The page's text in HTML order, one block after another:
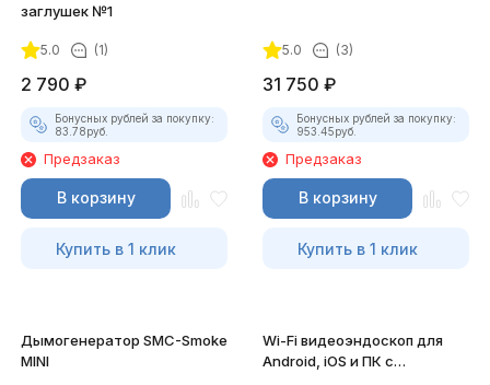
заглушек №1
5.0 (1)
2 790 ₽
Бонусных рублей за покупку:
83.78руб.
Предзаказ
В корзину
Купить в 1 клик
5.0 (3)
31 750 ₽
Бонусных рублей за покупку:
953.45руб.
Предзаказ
В корзину
Купить в 1 клик
Дымогенератор SMC-Smoke
MINI
Wi-Fi видеоэндоскоп для
Android, iOS и ПК с